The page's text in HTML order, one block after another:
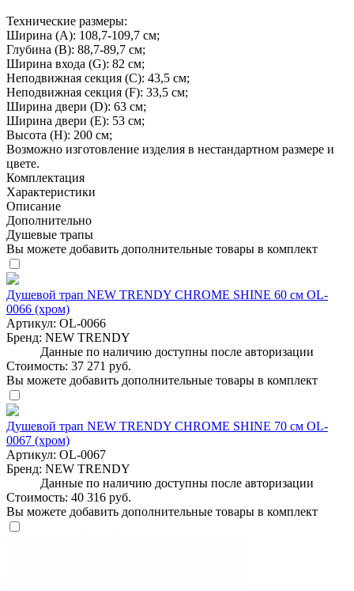
Технические размеры:
Ширина (A): 108,7-109,7 см;
Глубина (B): 88,7-89,7 см;
Ширина входа (G): 82 см;
Неподвижная секция (С): 43,5 см;
Неподвижная секция (F): 33,5 см;
Ширина двери (D): 63 см;
Ширина двери (E): 53 см;
Высота (H): 200 см;
Возможно изготовление изделия в нестандартном размере и
цвете.
Комплектация
Характеристики
Описание
Дополнительно
Душевые трапы
Вы можете добавить дополнительные товары в комплект
Душевой трап NEW TRENDY CHROME SHINE 60 см OL-
0066 (хром)
Артикул: OL-0066
Бренд: NEW TRENDY
Данные по наличию доступны после авторизации
Стоимость: 37 271 руб.
Вы можете добавить дополнительные товары в комплект
Душевой трап NEW TRENDY CHROME SHINE 70 см OL-
0067 (хром)
Артикул: OL-0067
Бренд: NEW TRENDY
Данные по наличию доступны после авторизации
Стоимость: 40 316 руб.
Вы можете добавить дополнительные товары в комплект